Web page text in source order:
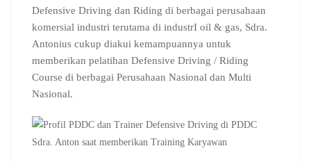
Defensive Driving dan Riding di berbagai perusahaan
komersial industri terutama di industrI oil & gas, Sdra.
Antonius cukup diakui kemampuannya untuk
memberikan pelatihan Defensive Driving / Riding
Course di berbagai Perusahaan Nasional dan Multi
Nasional.
Sdra. Anton saat memberikan Training Karyawan